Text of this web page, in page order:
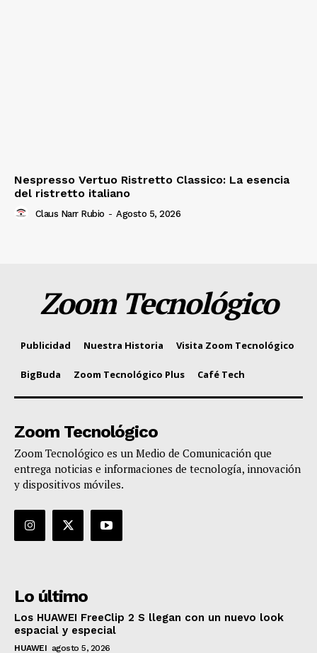
Nespresso Vertuo Ristretto Classico: La esencia
del ristretto italiano
Claus Narr Rubio - Agosto 5, 2026
Zoom Tecnológico
Publicidad Nuestra Historia Visita Zoom Tecnológico
BigBuda Zoom Tecnológico Plus Café Tech
Zoom Tecnológico
Zoom Tecnológico es un Medio de Comunicación que
entrega noticias e informaciones de tecnología, innovación
y dispositivos móviles.
Lo último
Los HUAWEI FreeClip 2 S llegan con un nuevo look
espacial y especial
HUAWEI agosto 5, 2026